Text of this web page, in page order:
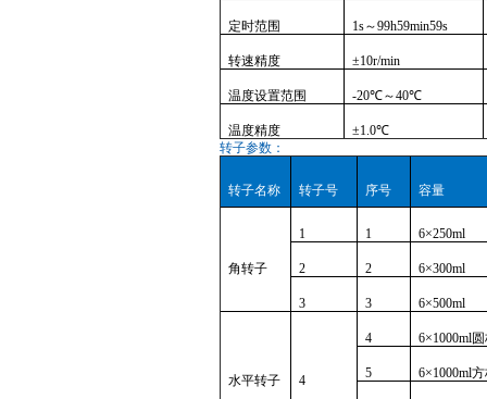
定时范围 1s～99h59min59s
转速精度 ±10r/min
温度设置范围 -20℃～40℃
温度精度
±1.0℃
转子参数：
转子名称 转子号 序号 容量
角转子
1 1 6×250ml
2 2 6×300ml
3 3 6×500ml
水平转子 4
4 6×1000ml
5 6×1000ml